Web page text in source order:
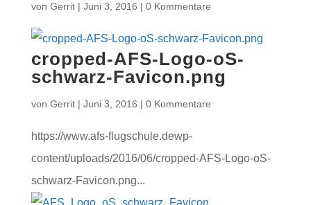
von Gerrit| Juni 3, 2016 | 0 Kommentare
cropped-AFS-Logo-oS-
schwarz-Favicon.png
von Gerrit| Juni 3, 2016 | 0 Kommentare
https://www.afs-flugschule.dewp-
content/uploads/2016/06/cropped-AFS-Logo-oS-
schwarz-Favicon.png...